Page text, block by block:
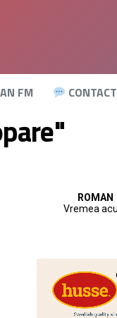
FM CONTACT